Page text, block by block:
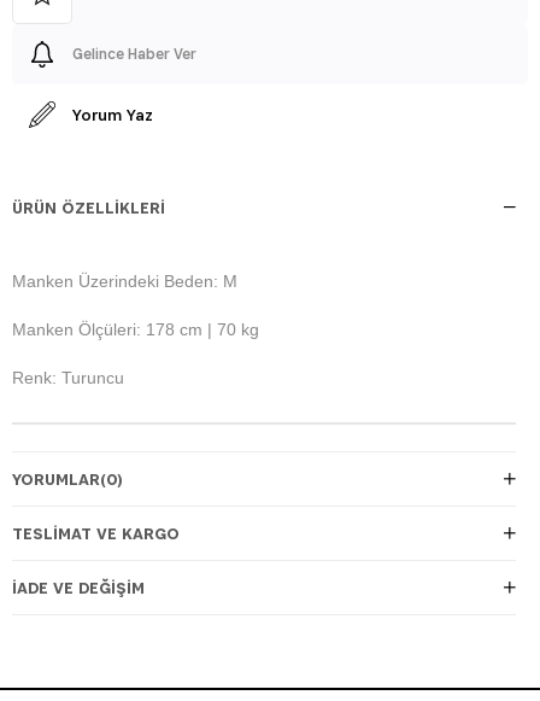
Gelince Haber Ver
Yorum Yaz
ÜRÜN ÖZELLIKLERI
Manken Üzerindeki Beden: M
Manken Ölçüleri: 178 cm | 70 kg
Renk: Turuncu
YORUMLAR(0)
TESLIMAT VE KARGO
İADE VE DEĞIŞIM